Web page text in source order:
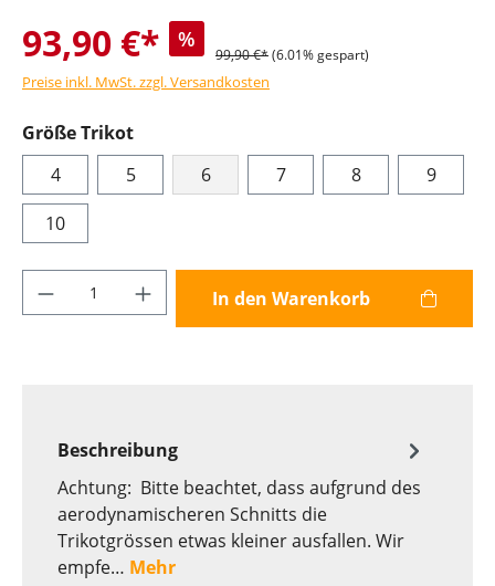
93,90 €* %
99,90 €*(6.01% gespart)
Preise inkl. MwSt. zzgl. Versandkosten
Größe Trikot
4
5 6 7 8
9
10
Produkt Anzahl: Gib den gewünschten
In den Warenkorb
Beschreibung
Achtung: Bitte beachtet, dass aufgrund des
aerodynamischeren Schnitts die
Trikotgrössen etwas kleiner ausfallen. Wir
empfe… Mehr